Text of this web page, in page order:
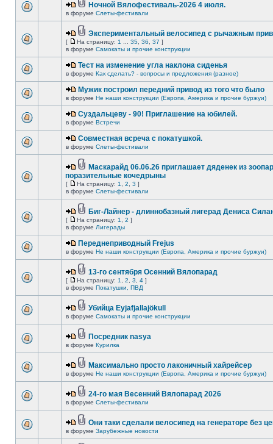
Ночной Вялофестиваль-2026 4 июля.
в форуме Слеты-фестивали
Экспериментальный велосипед с рычажным
[ На страницу: 1 35 36 37 ]
в форуме Самокаты и прочие конструкции
Тест на изменение угла наклона сиденья
в форуме Как сделать? - вопросы и предложения (разное)
Мужик построил передний привод из того что было
в форуме Не наши конструкции (Европа, Америка и прочие буржуи)
Суздальцеву - 90! Приглашение на юбилей.
в форуме Встречи
Совместная всреча с покатушкой.
в форуме Слеты-фестивали
Маскарайд 06.06.26 приглашает дяденек из
поразительные кочедрыны
[ На страницу: 1 2 3 ]
в форуме Слеты-фестивали
Биг-Лайнер - длиннобазный лигерад Дениса
[ На страницу: 1 2 ]
в форуме Лигерады
Переднеприводный Frejus
в форуме Не наши конструкции (Европа, Америка и прочие буржуи)
13-го сентября Осенний Вялопарад
[ На страницу: 1 2 3 4 ]
в форуме Покатушки, ПВД
Убийца Eyjafjallajökull
в форуме Самокаты и прочие конструкции
Посредник nasya
в форуме Курилка
Максимально просто лаконичный хайрейсер
в форуме Не наши конструкции (Европа, Америка и прочие буржуи)
24-го мая Весенний Вялопарад 2026
в форуме Слеты-фестивали
Они таки сделали велосипед на генераторе без
в форуме Зарубежные новости